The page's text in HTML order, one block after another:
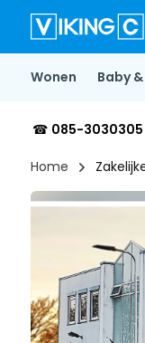
Wonen Baby
☎ 085-3030305
Home